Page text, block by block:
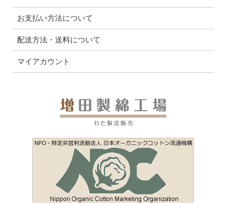
お支払い方法について
配送方法・送料について
マイアカウント